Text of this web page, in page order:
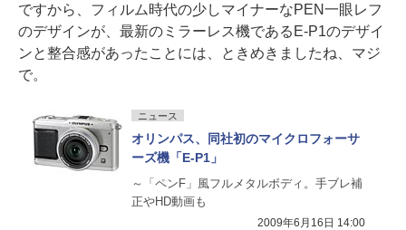
ですから、フィルム時代の少しマイナーなPEN一眼レフ
のデザインが、最新のミラーレス機であるE-P1のデザイ
ンと整合感があったことには、ときめきましたね、マジ
で。
ニュース
オリンパス、同社初のマイクロフォーサ
ーズ機「E-P1」
～「ペンF」風フルメタルボディ。手ブレ補
正やHD動画も
2009年6月16日 14:00